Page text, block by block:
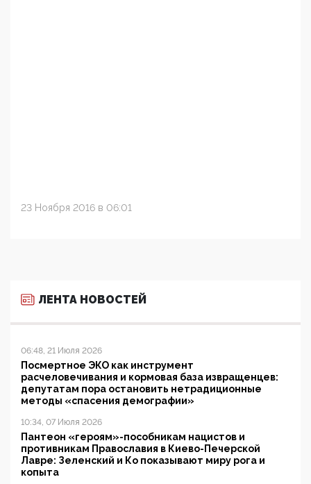
23 Ноября 2016 в 06:01
ЛЕНТА НОВОСТЕЙ
06:48, 21 Июля 2026
Посмертное ЭКО как инструмент
расчеловечивания и кормовая база извращенцев:
депутатам пора остановить нетрадиционные
методы «спасения демографии»
10:34, 07 Июля 2026
Пантеон «героям»-пособникам нацистов и
противникам Православия в Киево-Печерской
Лавре: Зеленский и Ко показывают миру рога и
копыта